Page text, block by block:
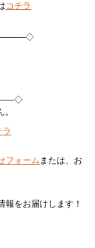
コチラ
◇
ラ
フォーム または、お
をお届けします！